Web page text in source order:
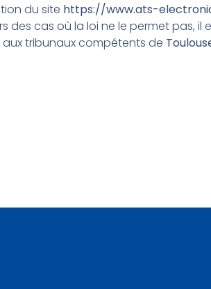
du site https://www.ats-
des cas où la loi ne le permet pas, il
tribunaux compétents de